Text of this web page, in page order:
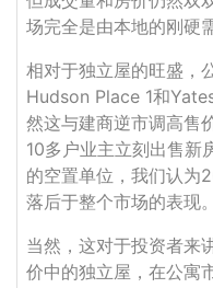
场完全是由本地的刚硬
相对于独立屋的旺盛，
Hudson Place 1和
然这与建商逆市调高售
10多户业主立刻出售新
的空置单位，我们认为
落后于整个市场的表现。
当然，这对于投资者来
价中的独立屋，在公寓